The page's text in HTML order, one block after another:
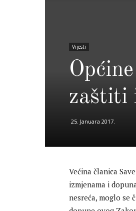
Vijesti
zaštiti
25. Januara 2017.
Većina članica
izmjenama i
nesreća, moglo se